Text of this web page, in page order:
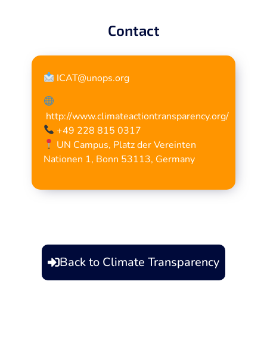
Contact
ICAT@unops.org
http://www.climateactiontransparency.org/
+49 228 815 0317
UN Campus, Platz der Vereinten
Nationen 1, Bonn 53113, Germany
Back to Climate Transparency